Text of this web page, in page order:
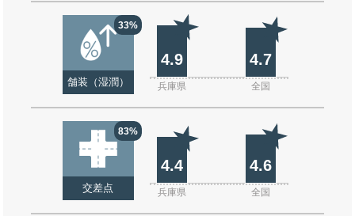
33%
舗装（湿潤）
4.9 4.7
兵庫県 全国
83%
交差点
4.4 4.6
兵庫県 全国